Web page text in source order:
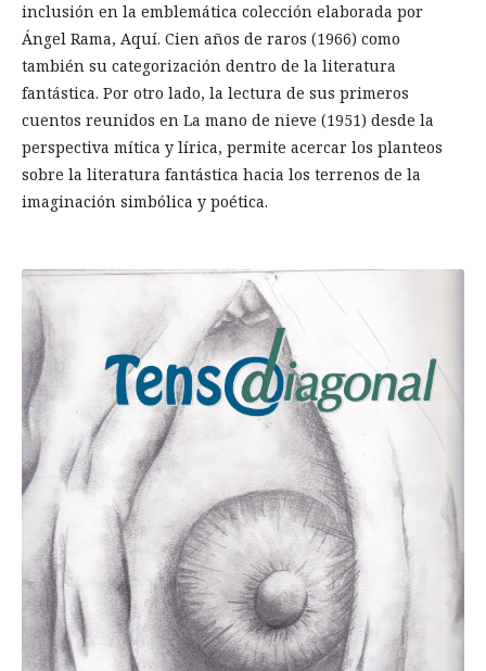
inclusión en la emblemática colección elaborada por
Ángel Rama, Aquí. Cien años de raros (1966) como
también su categorización dentro de la literatura
fantástica. Por otro lado, la lectura de sus primeros
cuentos reunidos en La mano de nieve (1951) desde la
perspectiva mítica y lírica, permite acercar los planteos
sobre la literatura fantástica hacia los terrenos de la
imaginación simbólica y poética.